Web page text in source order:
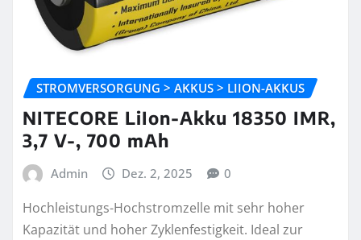
STROMVERSORGUNG > AKKUS > LIION-AKKUS
NITECORE LiIon-Akku 18350 IMR,
3,7 V-, 700 mAh
Admin Dez. 2, 2025 0
Hochleistungs-Hochstromzelle mit sehr hoher
Kapazität und hoher Zyklenfestigkeit. Ideal zur